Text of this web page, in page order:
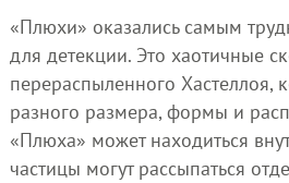
«Плюхи» оказались самым
для детекции. Это хаотичные
перераспыленного Хастеллоя,
разного размера, формы и
«Плюха» может находиться
частицы могут рассыпаться